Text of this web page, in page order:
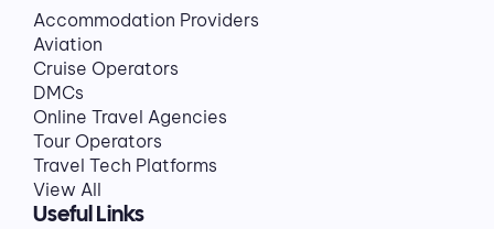
Accommodation Providers
Aviation
Cruise Operators
DMCs
Online Travel Agencies
Tour Operators
Travel Tech Platforms
View All
Useful Links